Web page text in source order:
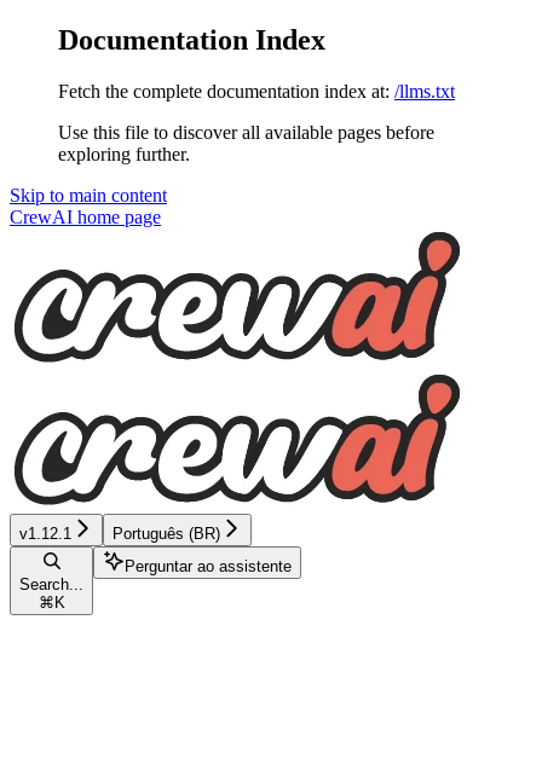
Documentation Index
Fetch the complete documentation index at: /llms.txt
Use this file to discover all available pages before
exploring further.
Skip to main content
CrewAI home page
v1.12.1 Português (BR)
Search...
⌘ K
Perguntar ao assistente